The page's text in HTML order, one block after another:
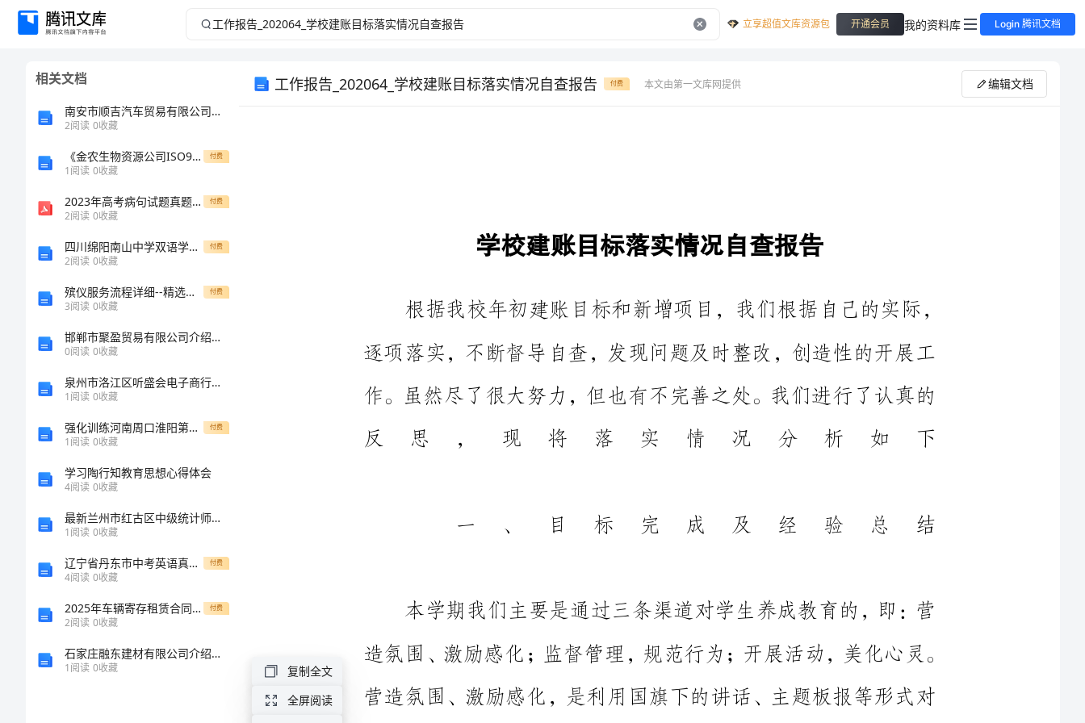
工
_202064_
立享超值文库资源包 开通会员 我的资料库 Login 腾讯文档
相关文档
南安市顺吉汽车贸易有限公司介绍企业发展分析报告
2阅读 0收藏
《金农生物资源公司ISO9002质量手册》(45页)-质量手册 付费
1阅读 0收藏
2023年高考病句试题真题分析及备考建议 付费
2阅读 0收藏
四川绵阳南山中学双语学校物理八年级下册从粒子到宇宙定向练习试题（含答案解析） 付费
2阅读 0收藏
殡仪服务流程详细--精选文档 付费
3阅读 0收藏
邯郸市聚盈贸易有限公司介绍企业发展分析报告
0阅读 0收藏
泉州市洛江区听盛会电子商行介绍企业发展分析报告
1阅读 0收藏
强化训练河南周口淮阳第一高级中学物理八年级下册物质的物理属性综合测评试题（含解析） 付费
1阅读 0收藏
学习陶行知教育思想心得体会
4阅读 0收藏
最新兰州市红古区中级统计师《统计基础知识理论及相关知识》考前冲刺试题完整版
1阅读 0收藏
辽宁省丹东市中考英语真题试题 付费
4阅读 0收藏
2025年车辆寄存租赁合同样本 付费
2阅读 0收藏
石家庄融东建材有限公司介绍企业发展分析报告
1阅读 0收藏
工作报告_202064_学校建账目标落实情况自查报告 付费 本文由第一文库网提供 编辑文档
教育；卫生工作持之以恒。班级卫生每天两检点，学校卫生每周
自觉行为又净化了校园环境。监督管理，规范行为，是继续发挥
根据我校年初建账目标和新增项目，我们根据自己的实际，
作。虽然尽了很大努力，但也有不完善之处。我们进行了认真的
反思，现将落实情况分析如下
一、目标完成及经验总结
人座右铭，每日一格言，每周一反思”活动，细化对学生的养成
复制全文
全屏阅读